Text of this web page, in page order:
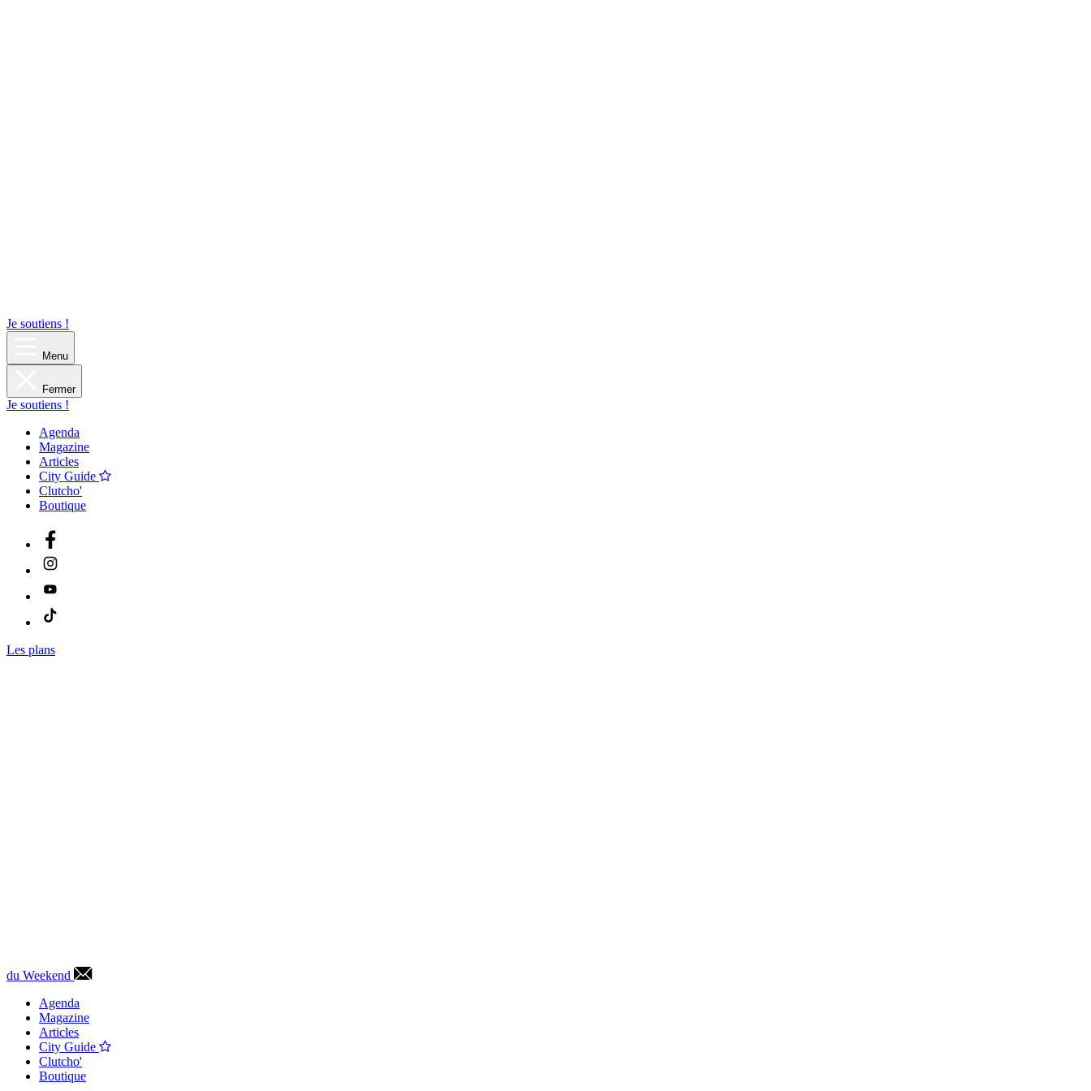
Je soutiens !
Menu
Fermer
Je soutiens !
Agenda
Magazine
Articles
City Guide
Clutcho'
Boutique
Les plans
du Weekend
Agenda
Magazine
Articles
City Guide
Clutcho'
Boutique